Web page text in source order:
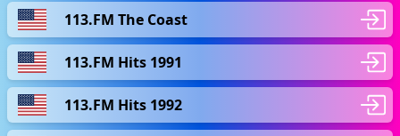
113.FM The Coast
113.FM Hits 1991
113.FM Hits 1992